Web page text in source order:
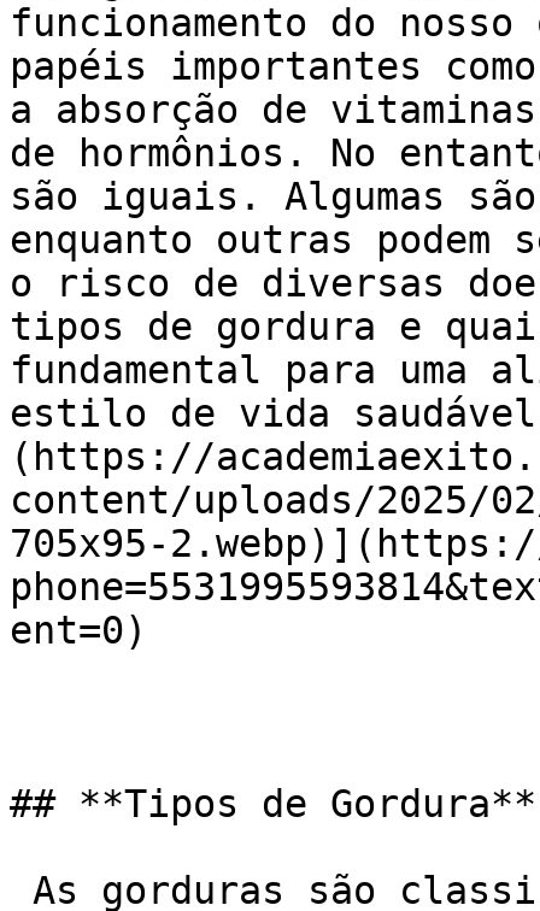
funcionamento do nosso
papéis importantes
a absorção de
de hormônios. No
são iguais. Algumas
enquanto outras
o risco de diversas
tipos de gordura e
fundamental para uma
estilo de vida
(https://
content/uploads/2025/
705x95-
ent=0)
## **Tipos de Gordura**